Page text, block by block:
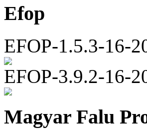
Efop
EFOP-1.5.3-16-
EFOP-3.9.2-16-
Magyar Falu